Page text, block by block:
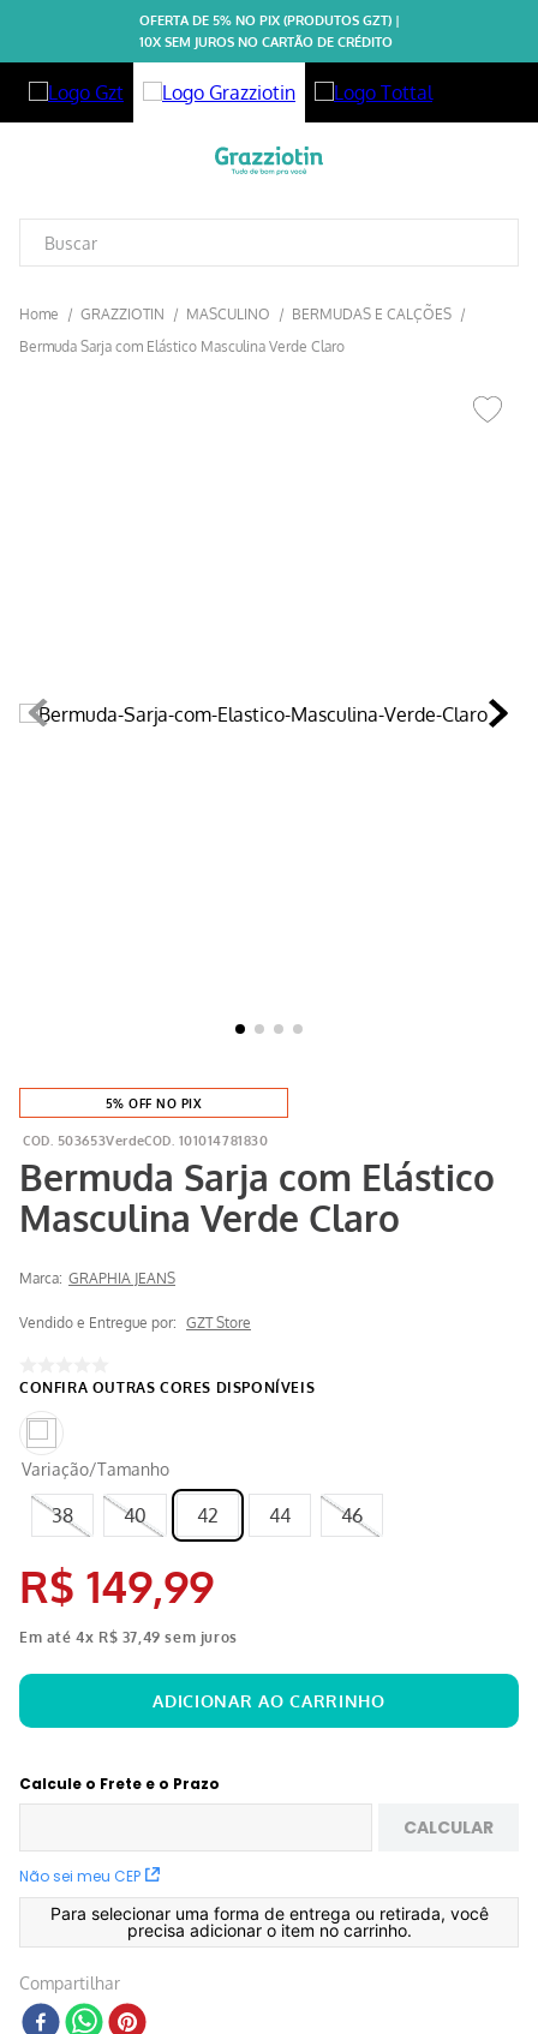
OFERTA DE 5% NO PIX (PRODUTOS GZT) |
10X SEM JUROS NO CARTÃO DE CRÉDITO
GRAZZIOTIN MASCULINO
BERMUDAS E CALÇÕES
Bermuda Sarja com Elástico Masculina Verde Claro
5% OFF NO PIX
503653Verde 101014781830
Bermuda Sarja com Elástico
Masculina Verde Claro
Marca: GRAPHIA JEANS
Vendido e Entregue por: GZT Store
Variação/Tamanho
38 40 42 44 46
R$ 149,99
Em até4x R$ 37,49 sem juros
Calcule o Frete e o Prazo
Não sei meu CEP
CALCULAR
Para selecionar uma forma de entrega ou retirada, você
precisa adicionar o item no carrinho.
Compartilhar